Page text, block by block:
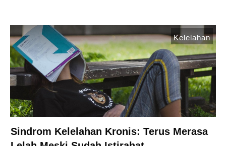
Kelelahan
Sindrom Kelelahan Kronis: Terus Merasa